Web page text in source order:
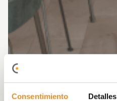
Consentimiento Detalles